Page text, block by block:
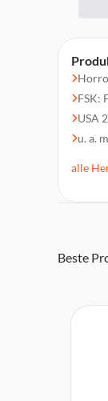
FSK:
USA
u. a.
alle
Beste